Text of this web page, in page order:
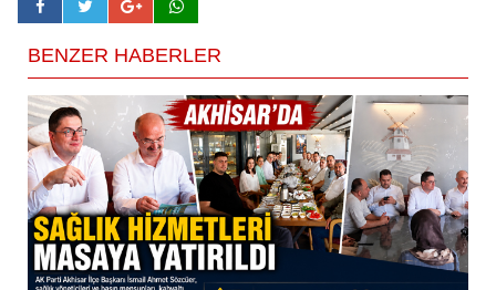
BENZER HABERLER